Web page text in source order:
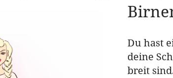
Du hast
deine
breit